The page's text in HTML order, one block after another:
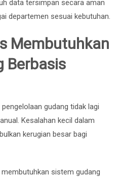
data tersimpan secara aman
departemen sesuai kebutuhan.
Membutuhkan
Berbasis
gudang tidak lagi
Kesalahan kecil dalam
kerugian besar bagi
sistem gudang